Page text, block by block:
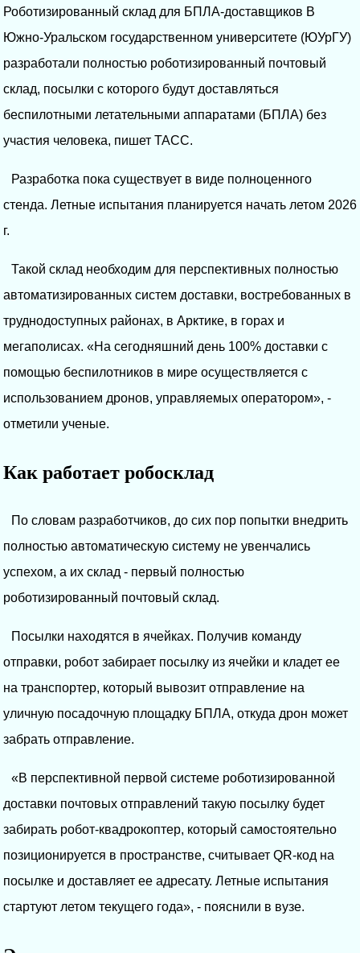
Роботизированный склад для БПЛА-доставщиков В
Южно-Уральском государственном университете (ЮУрГУ)
разработали полностью роботизированный почтовый
склад, посылки с которого будут доставляться
беспилотными летательными аппаратами (БПЛА) без
участия человека, пишет ТАСС.
Разработка пока существует в виде полноценного
стенда. Летные испытания планируется начать летом 2026
г.
Такой склад необходим для перспективных полностью
автоматизированных систем доставки, востребованных в
труднодоступных районах, в Арктике, в горах и
мегаполисах. «На сегодняшний день 100% доставки с
помощью беспилотников в мире осуществляется с
использованием дронов, управляемых оператором», -
отметили ученые.
Как работает робосклад
По словам разработчиков, до сих пор попытки внедрить
полностью автоматическую систему не увенчались
успехом, а их склад - первый полностью
роботизированный почтовый склад.
Посылки находятся в ячейках. Получив команду
отправки, робот забирает посылку из ячейки и кладет ее
на транспортер, который вывозит отправление на
уличную посадочную площадку БПЛА, откуда дрон может
забрать отправление.
«В перспективной первой системе роботизированной
доставки почтовых отправлений такую посылку будет
забирать робот-квадрокоптер, который самостоятельно
позиционируется в пространстве, считывает QR-код на
посылке и доставляет ее адресату. Летные испытания
стартуют летом текущего года», - пояснили в вузе.